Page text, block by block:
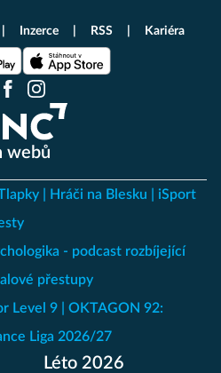
webů
Hráči na Blesku
iSport
- podcast rozbíjející
přestupy
Level 9
OKTAGON 92:
Liga 2026/27
Léto 2026
Inzerce RSS Kariéra